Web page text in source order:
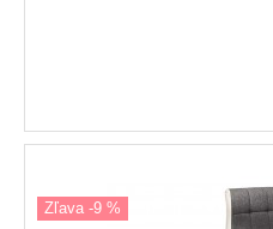
Zľava -9 %